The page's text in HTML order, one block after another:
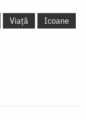
Viață
Icoane